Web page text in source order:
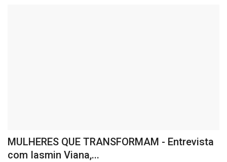
MULHERES QUE TRANSFORMAM - Entrevista
com Iasmin Viana,...